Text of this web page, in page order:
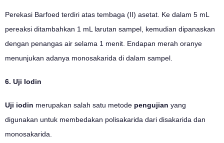
Perekasi Barfoed terdiri atas tembaga (II) asetat. Ke dalam 5 mL
pereaksi ditambahkan 1 mL larutan sampel, kemudian dipanaskan
dengan penangas air selama 1 menit. Endapan merah oranye
menunjukan adanya monosakarida di dalam sampel.
6. Uji Iodin
Uji iodin merupakan salah satu metode pengujian yang
digunakan untuk membedakan polisakarida dari disakarida dan
monosakarida.